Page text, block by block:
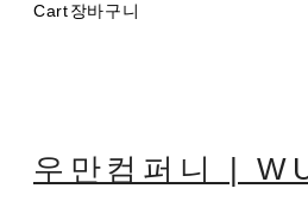
Cart장바구니
우만컴퍼니 |